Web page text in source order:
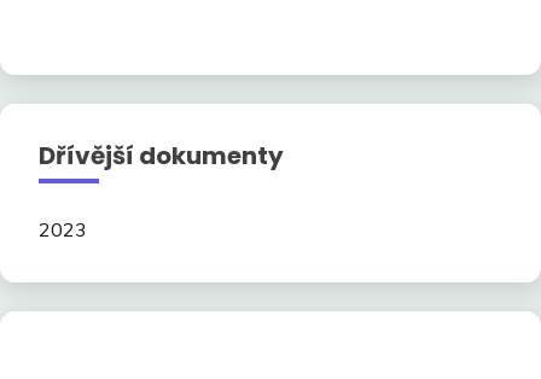
Dřívější dokumenty
2023